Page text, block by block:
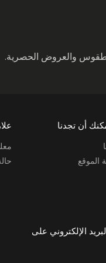
والعروض الحصرية.
أن تجدنا
الموقع
الإلكتروني على